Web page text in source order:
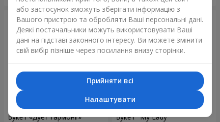
Букет «Дует гармонії» Букет "My Lady"
або застосунок зможуть зберігати інформацію з
Вашого пристрою та обробляти Ваші персональні дані.
Деякі постачальники можуть використовувати Ваші
дані на підставі законного інтересу. Ви можете змінити
свій вибір пізніше через посилання внизу сторінки.
Прийняти всі
Налаштувати